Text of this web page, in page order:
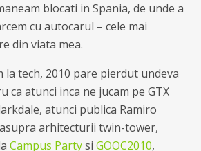
blocati in Spania, de unde a
cu autocarul – cele mai
din viata mea.
la tech, 2010 pare pierdut undeva
ca atunci inca ne jucam pe GTX
atunci publica Ramiro
asupra arhitecturii twin-tower,
Campus Partysi GOOC2010,